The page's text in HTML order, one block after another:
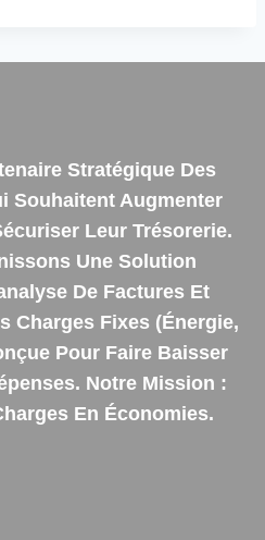
Stratégique Des
Souhaitent Augmenter
Leur Trésorerie.
Une Solution
De Factures Et
Charges Fixes (énergie,
Pour Faire Baisser
Notre Mission :
En Économies.